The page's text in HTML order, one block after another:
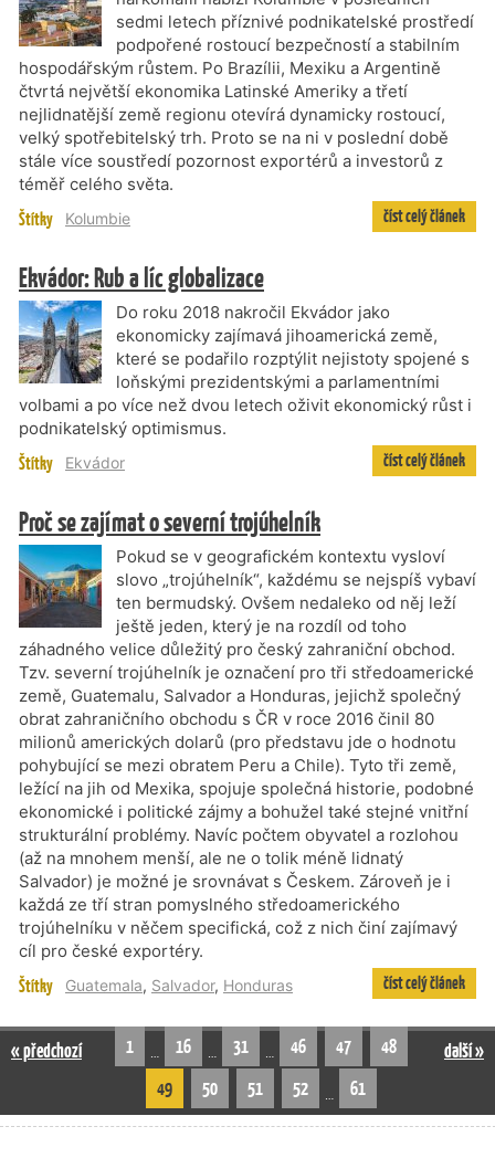
sedmi letech příznivé podnikatelské prostředí
podpořené rostoucí bezpečností a stabilním
hospodářským růstem. Po Brazílii, Mexiku a Argentině
čtvrtá největší ekonomika Latinské Ameriky a třetí
nejlidnatější země regionu otevírá dynamicky rostoucí,
velký spotřebitelský trh. Proto se na ni v poslední době
stále více soustředí pozornost exportérů a investorů z
téměř celého světa.
Štítky Kolumbie číst celý článek
Ekvádor: Rub a líc globalizace
Do roku 2018 nakročil Ekvádor jako
ekonomicky zajímavá jihoamerická země,
které se podařilo rozptýlit nejistoty spojené s
loňskými prezidentskými a parlamentními
volbami a po více než dvou letech oživit ekonomický růst i
podnikatelský optimismus.
Štítky Ekvádor číst celý článek
Proč se zajímat o severní trojúhelník
Pokud se v geografickém kontextu vysloví
slovo „trojúhelník“, každému se nejspíš vybaví
ten bermudský. Ovšem nedaleko od něj leží
ještě jeden, který je na rozdíl od toho
záhadného velice důležitý pro český zahraniční obchod.
Tzv. severní trojúhelník je označení pro tři středoamerické
země, Guatemalu, Salvador a Honduras, jejichž společný
obrat zahraničního obchodu s ČR v roce 2016 činil 80
milionů amerických dolarů (pro představu jde o hodnotu
pohybující se mezi obratem Peru a Chile). Tyto tři země,
ležící na jih od Mexika, spojuje společná historie, podobné
ekonomické i politické zájmy a bohužel také stejné vnitřní
strukturální problémy. Navíc počtem obyvatel a rozlohou
(až na mnohem menší, ale ne o tolik méně lidnatý
Salvador) je možné je srovnávat s Českem. Zároveň je i
každá ze tří stran pomyslného středoamerického
trojúhelníku v něčem specifická, což z nich činí zajímavý
cíl pro české exportéry.
Štítky Guatemala, Salvador, Honduras číst celý článek
« předchozí 1 … 16 … 31 … 46 47
48
49
50 51 52 … 61
další »